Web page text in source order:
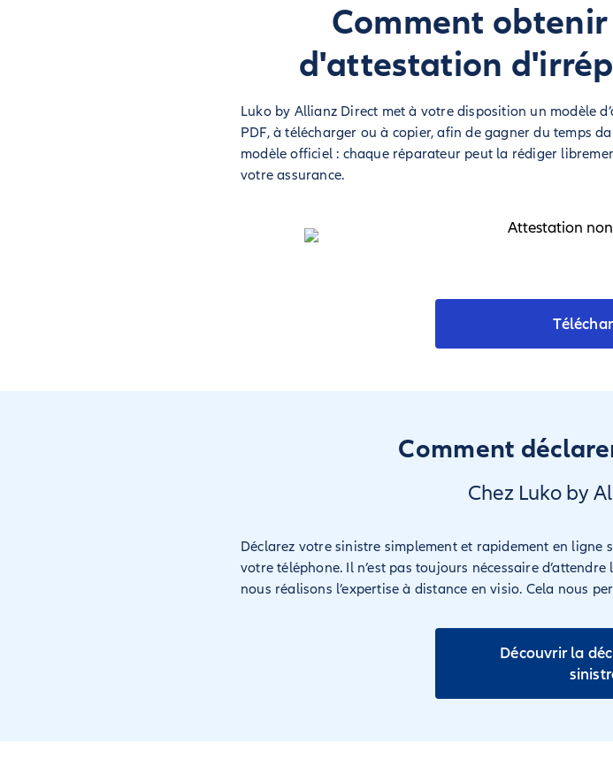
Comment
d'attestation
Luko by Allianz Direct met à votre disposition un modèle
PDF, à télécharger ou à copier, afin de gagner du temps
modèle officiel : chaque réparateur peut la rédiger
votre assurance.
Comment
Chez Luko by
Déclarez votre sinistre simplement et rapidement en ligne
votre téléphone. Il n’est pas toujours nécessaire
nous réalisons l’expertise à distance en visio. Cela nous
Découvrir la